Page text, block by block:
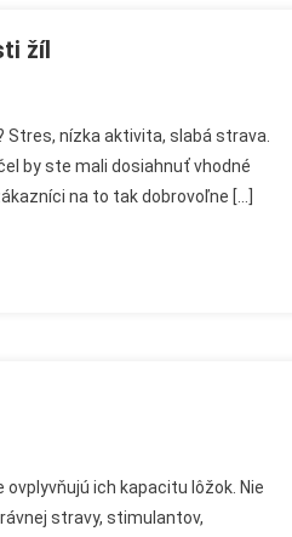
žíl
nízka aktivita, slabá strava.
by ste mali dosiahnuť vhodné
na to tak dobrovoľne […]
ich kapacitu lôžok. Nie
stravy, stimulantov,